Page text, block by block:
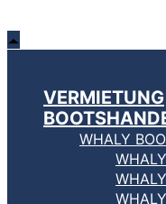
VERMIETUNG
WHALY